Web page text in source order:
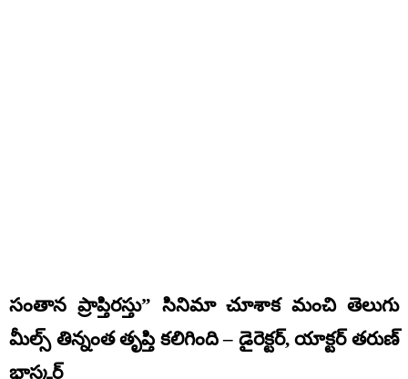
సంతాన ప్రాప్తిరస్తు” సినిమా చూశాక మంచి తెలుగు
మీల్స్ తిన్నంత తృప్తి కలిగింది – డైరెక్టర్, యాక్టర్ తరుణ్
భాస్కర్